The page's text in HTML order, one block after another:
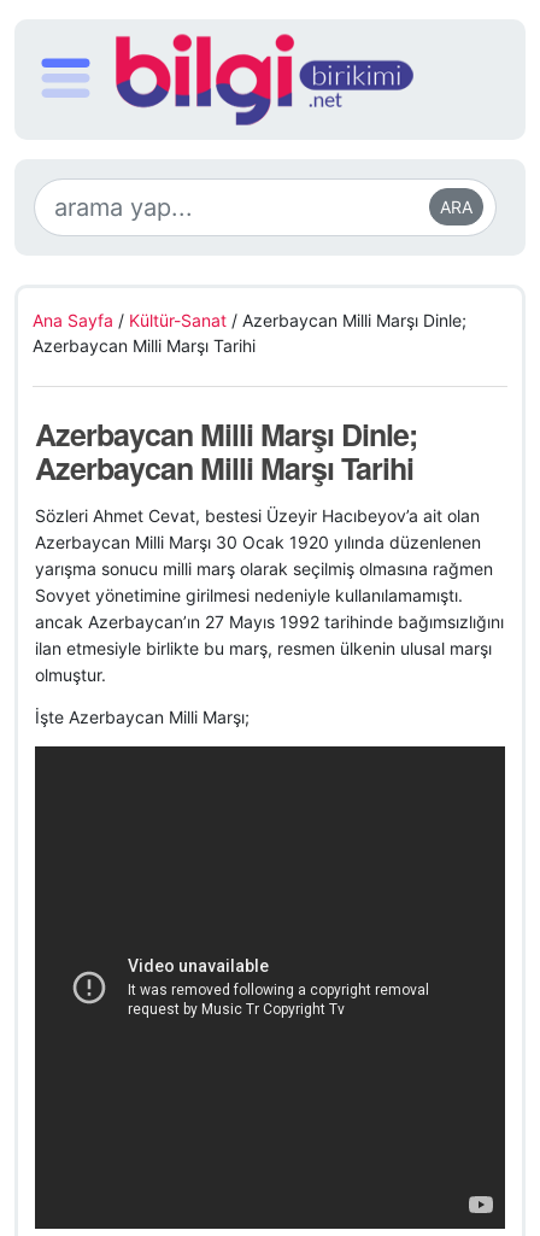
ARA
Ana Sayfa / Kültür-Sanat / Azerbaycan Milli Marşı Dinle;
Azerbaycan Milli Marşı Tarihi
Azerbaycan Milli Marşı Dinle;
Azerbaycan Milli Marşı Tarihi
Sözleri Ahmet Cevat, bestesi Üzeyir Hacıbeyov’a ait olan
Azerbaycan Milli Marşı 30 Ocak 1920 yılında düzenlenen
yarışma sonucu milli marş olarak seçilmiş olmasına rağmen
Sovyet yönetimine girilmesi nedeniyle kullanılamamıştı.
ancak Azerbaycan’ın 27 Mayıs 1992 tarihinde bağımsızlığını
ilan etmesiyle birlikte bu marş, resmen ülkenin ulusal marşı
olmuştur.
İşte Azerbaycan Milli Marşı;